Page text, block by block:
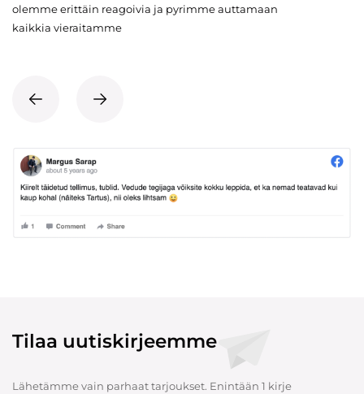
olemme erittäin reagoivia ja pyrimme auttamaan
kaikkia vieraitamme
Tilaa uutiskirjeemme
Lähetämme vain parhaat tarjoukset. Enintään 1 kirje